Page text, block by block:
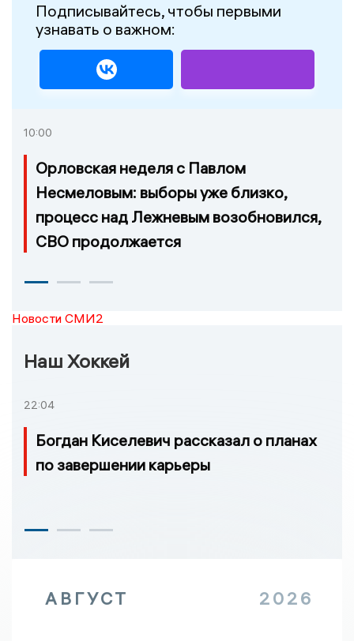
Подписывайтесь, чтобы первыми
узнавать о важном:
10:00
Орловская неделя с Павлом
Несмеловым: выборы уже близко,
процесс над Лежневым возобновился,
СВО продолжается
Новости СМИ2
Наш Хоккей
22:04
Богдан Киселевич рассказал о планах
по завершении карьеры
АВГУСТ 2026